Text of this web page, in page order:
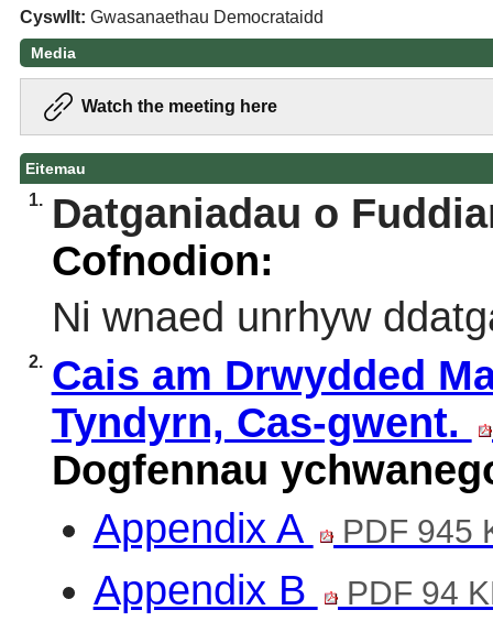
Cyswllt: Gwasanaethau Democrataidd
Media
Watch the meeting here
Eitemau
1.
Datganiadau o
Cofnodion:
Ni wnaed unrhyw
2. Cais am Drwydded
Tyndyrn, Cas-gwent.
Dogfennau
Appendix A
PDF 945
Appendix B PDF 94